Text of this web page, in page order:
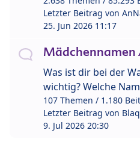
Letzter Beitrag von
25. Jun 2026 11:17
Mädchennamen
Was ist dir bei der
wichtig? Welche
107 Themen / 1.180
Letzter Beitrag von
9. Jul 2026 20:30